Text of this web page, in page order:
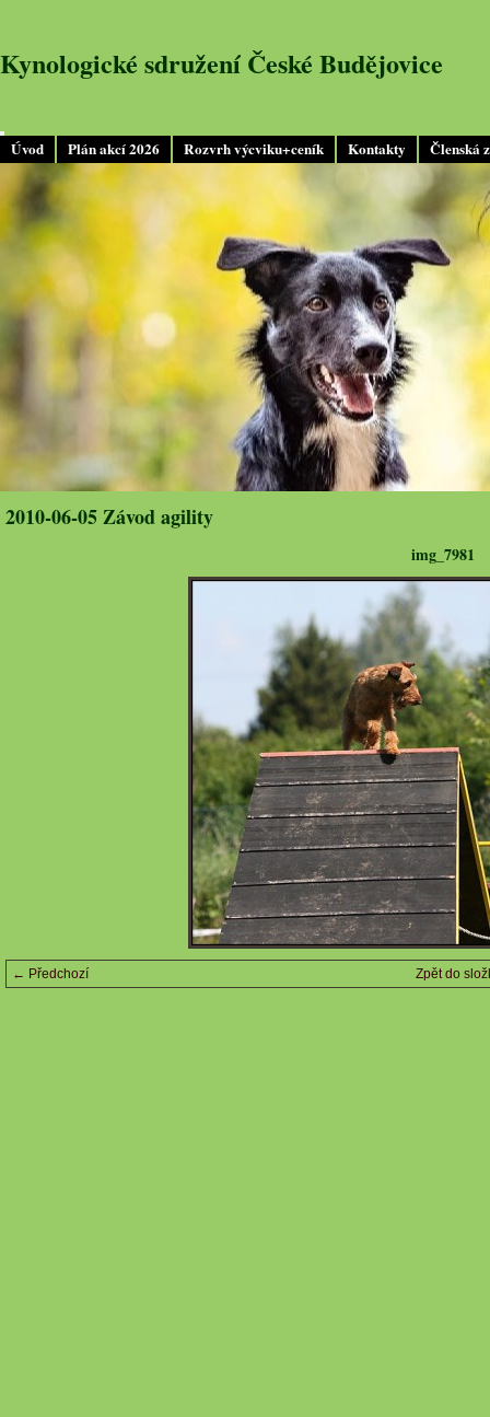
Úvod Plán akcí 2026 Rozvrh výcviku+ceník Kontakty Členská
Kynologické sdružení České Budějovice
2010-06-05 Závod agility
img_7981
← Předchozí Zpět do